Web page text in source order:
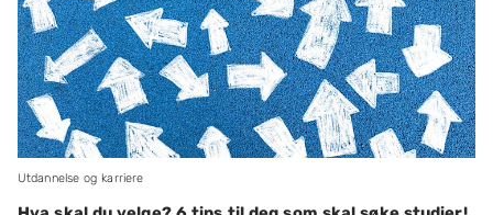
Utdannelse og karriere